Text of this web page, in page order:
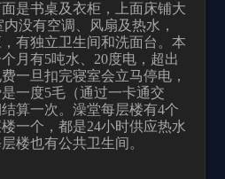
是书桌及衣柜，上面床铺大
没有空调、风扇及热水，
有独立卫生间和洗面台。本
月有5吨水、 20度电，超出
一旦扣完寝室会立马停电，
一度5毛（通过一卡通交
算一次。澡堂每层楼有4个
一个，都是24小时供应热水
楼也有公共卫生间。